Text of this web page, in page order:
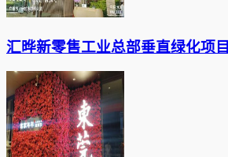
汇晔新零售工业总部垂直绿化项目